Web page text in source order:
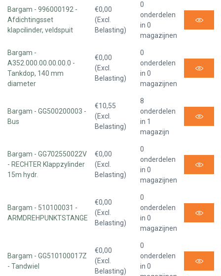
Bargam - 996000192 -
Afdichtingsset
klapcilinder, veldspuit
€0,00
(Excl.
Belasting)
0
onderdelen
in 0
magazijnen
Bargam -
A352.000.00.00.00.0 -
Tankdop, 140 mm
diameter
€0,00
(Excl.
Belasting)
0
onderdelen
in 0
magazijnen
Bargam - GG500200003 -
Bus
€10,55
(Excl.
Belasting)
8
onderdelen
in 1
magazijn
Bargam - GG702550022V
- RECHTER Klappzylinder
15m hydr.
€0,00
(Excl.
Belasting)
0
onderdelen
in 0
magazijnen
Bargam - 510100031 -
ARMDREHPUNKTSTANGE
€0,00
(Excl.
Belasting)
0
onderdelen
in 0
magazijnen
Bargam - GG510100017Z
- Tandwiel
€0,00
(Excl.
Belasting)
0
onderdelen
in 0